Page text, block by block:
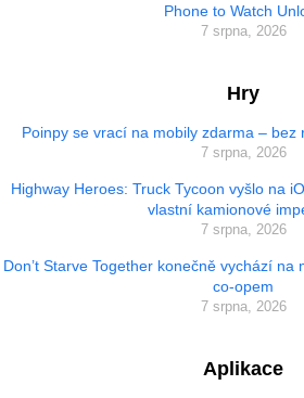
Phone to Watch
7 srpna, 2026
Hry
Poinpy se vrací na mobily zdarma – bez
7 srpna, 2026
Highway Heroes: Truck Tycoon vyšlo na
vlastní kamionové
7 srpna, 2026
Don’t Starve Together konečně vychází na
co-opem
7 srpna, 2026
Aplikace